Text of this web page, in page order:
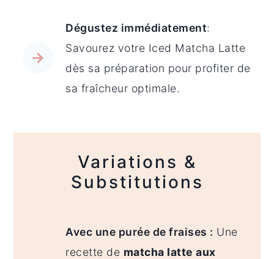
Dégustez immédiatement:
Savourez votre Iced Matcha Latte
dès sa préparation pour profiter de
sa fraîcheur optimale.
Variations &
Substitutions
Avec une purée de fraises : Une
recette de matcha latte aux